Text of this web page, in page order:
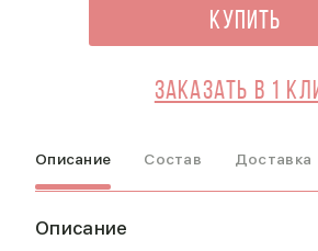
Купить
Заказать в 1
Описание Состав Доставка
Описание